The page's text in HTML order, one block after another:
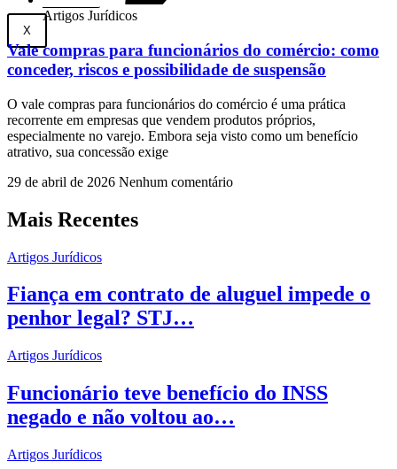
X
Artigos Jurídicos
Vale compras para funcionários do comércio: como
conceder, riscos e possibilidade de suspensão
O vale compras para funcionários do comércio é uma prática
recorrente em empresas que vendem produtos próprios,
especialmente no varejo. Embora seja visto como um benefício
atrativo, sua concessão exige
29 de abril de 2026 Nenhum comentário
Mais Recentes
Artigos Jurídicos
Fiança em contrato de aluguel impede o
penhor legal? STJ…
Artigos Jurídicos
Funcionário teve benefício do INSS
negado e não voltou ao…
Artigos Jurídicos